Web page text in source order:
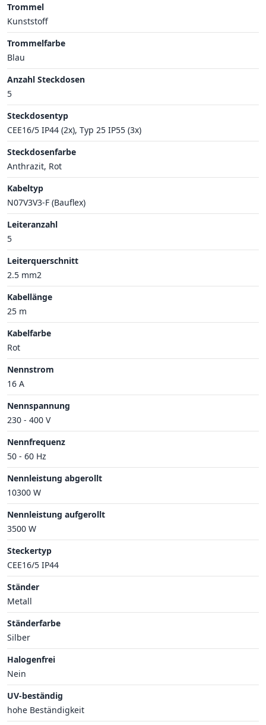
Trommel
Kunststoff
Trommelfarbe
Blau
Anzahl Steckdosen
5
Steckdosentyp
CEE16/5 IP44 (2x), Typ 25 IP55 (3x)
Steckdosenfarbe
Anthrazit, Rot
Kabeltyp
N07V3V3-F (Bauflex)
Leiteranzahl
5
Leiterquerschnitt
2.5 mm2
Kabellänge
25 m
Kabelfarbe
Rot
Nennstrom
16 A
Nennspannung
230 - 400 V
Nennfrequenz
50 - 60 Hz
Nennleistung abgerollt
10300 W
Nennleistung aufgerollt
3500 W
Steckertyp
CEE16/5 IP44
Ständer
Metall
Ständerfarbe
Silber
Halogenfrei
Nein
UV-beständig
hohe Beständigkeit